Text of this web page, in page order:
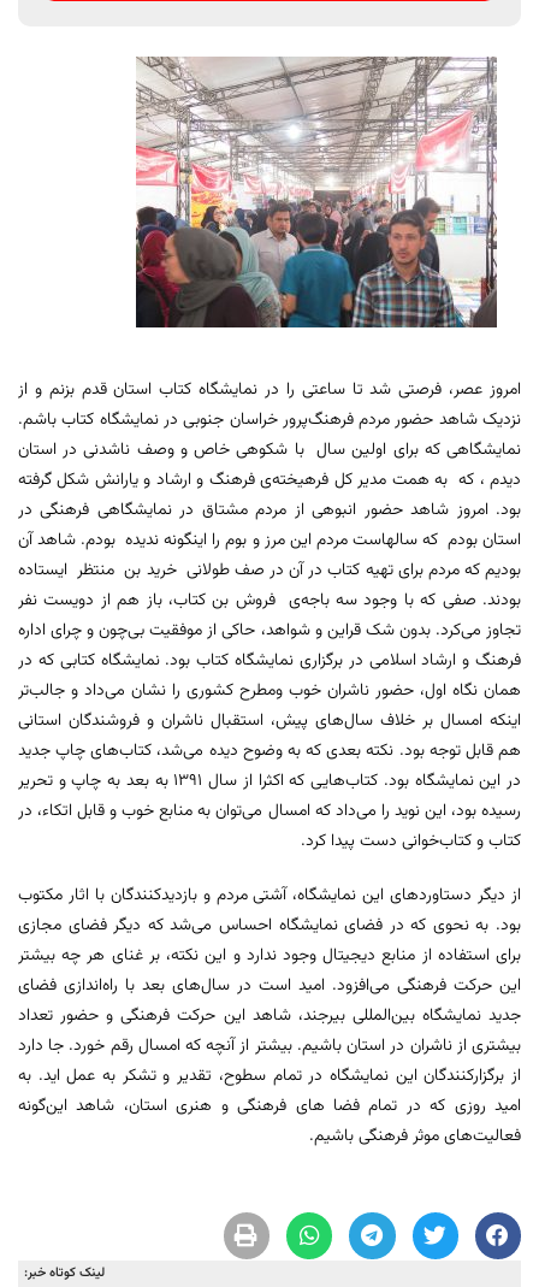
امروز عصر، فرصتی شد تا ساعتی را در نمایشگاه کتاب استان قدم بزنم و از
نزدیک شاهد حضور مردم فرهنگ‌پرور خراسان جنوبی در نمایشگاه کتاب باشم.
نمایشگاهی که برای اولین سال با شکوهی خاص و وصف ناشدنی در استان
دیدم ، که به همت مدیر کل فرهیخته‌ی فرهنگ و ارشاد و یارانش شکل گرفته
بود. امروز شاهد حضور انبوهی از مردم مشتاق در نمایشگاهی فرهنگی در
استان بودم که سالهاست مردم این مرز و بوم را اینگونه ندیده بودم. شاهد آن
بودیم که مردم برای تهیه کتاب در آن در صف طولانی خرید بن منتظر ایستاده
بودند. صفی که با وجود سه باجه‌ی فروش بن کتاب، باز هم از دویست نفر
تجاوز می‌کرد. بدون شک قراین و شواهد، حاکی از موفقیت بی‌چون و چرای اداره
فرهنگ و ارشاد اسلامی در برگزاری نمایشگاه کتاب بود. نمایشگاه کتابی که در
همان نگاه اول، حضور ناشران خوب ومطرح کشوری را نشان می‌داد و جالب‌تر
اینکه امسال بر خلاف سال‌های پیش، استقبال ناشران و فروشندگان استانی
هم قابل توجه بود. نکته بعدی که به وضوح دیده می‌شد، کتاب‌های چاپ جدید
در این نمایشگاه بود. کتاب‌هایی که اکثرا از سال ۱۳۹۱ به بعد به چاپ و تحریر
رسیده بود، این نوید را می‌داد که امسال می‌توان به منابع خوب و قابل اتکاء، در
کتاب و کتاب‌خوانی دست پیدا کرد.
از دیگر دستاوردهای این نمایشگاه، آشتی مردم و بازدیدکنندگان با اثار مکتوب
بود. به نحوی که در فضای نمایشگاه احساس می‌شد که دیگر فضای مجازی
برای استفاده از منابع دیجیتال وجود ندارد و این نکته، بر غنای هر چه بیشتر
این حرکت فرهنگی می‌افزود. امید است در سال‌های بعد با راه‌اندازی فضای
جدید نمایشگاه بین‌المللی بیرجند، شاهد این حرکت فرهنگی و حضور تعداد
بیشتری از ناشران در استان باشیم. بیشتر از آنچه که امسال رقم خورد. جا دارد
از برگزارکنندگان این نمایشگاه در تمام سطوح، تقدیر و تشکر به عمل اید. به
امید روزی که در تمام فضا های فرهنگی و هنری استان، شاهد این‌گونه
فعالیت‌های موثر فرهنگی باشیم.
لینک کوتاه خبر: